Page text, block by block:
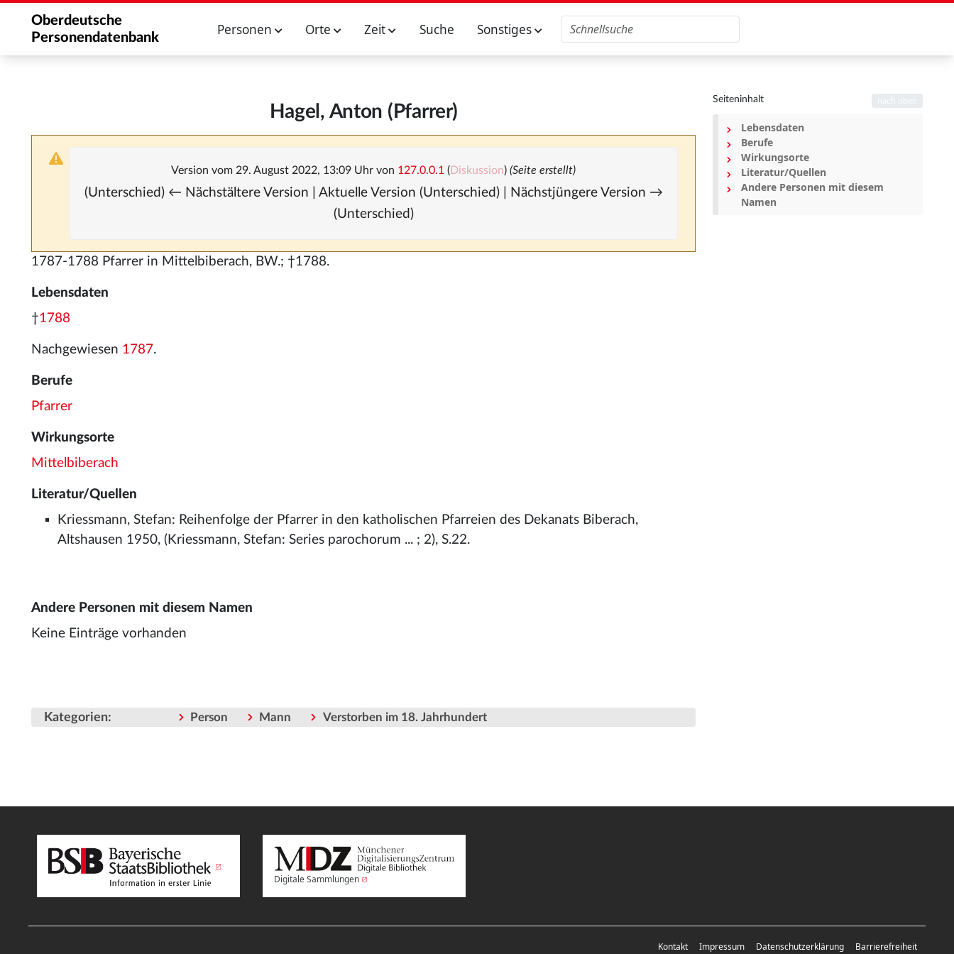
Oberdeutsche
Personendatenbank
Personen Orte Zeit Suche Sonstiges
Hagel, Anton (Pfarrer)
Version vom 29. August 2022, 13:09 Uhr von 127.0.0.1 (Diskussion) (Seite erstellt)
(Unterschied) ← Nächstältere Version | Aktuelle Version (Unterschied) | Nächstjüngere Version →
(Unterschied)
1787-1788 Pfarrer in Mittelbiberach, BW.; †1788.
Lebensdaten
†1788
Nachgewiesen 1787.
Berufe
Pfarrer
Wirkungsorte
Mittelbiberach
Literatur/Quellen
Kriessmann, Stefan: Reihenfolge der Pfarrer in den katholischen Pfarreien des Dekanats Biberach,
Altshausen 1950, (Kriessmann, Stefan: Series parochorum ... ; 2), S.22.
Andere Personen mit diesem Namen
Keine Einträge vorhanden
Kategorien: Person Mann Verstorben im 18. Jahrhundert
Seiteninhalt
Lebensdaten
Berufe
Wirkungsorte
Literatur/Quellen
Andere Personen mit diesem
Namen
Digitale Sammlungen
Kontakt Impressum Datenschutzerklärung Barrierefreiheit